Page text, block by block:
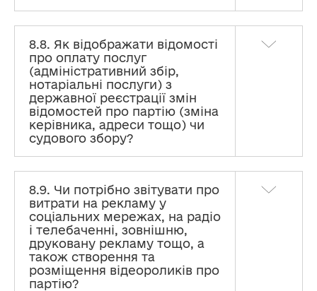
8.8. Як відображати відомості
про оплату послуг
(адміністративний збір,
нотаріальні послуги) з
державної реєстрації змін
відомостей про партію (зміна
керівника, адреси тощо) чи
судового збору?
8.9. Чи потрібно звітувати про
витрати на рекламу у
соціальних мережах, на радіо
і телебаченні, зовнішню,
друковану рекламу тощо, а
також створення та
розміщення відеороликів про
партію?